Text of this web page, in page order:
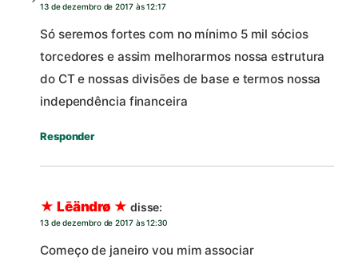
13 de dezembro de 2017 às 12:17
Só seremos fortes com no mínimo 5 mil sócios
torcedores e assim melhorarmos nossa estrutura
do CT e nossas divisões de base e termos nossa
independência financeira
Responder
★ Lēändrø ★ disse:
13 de dezembro de 2017 às 12:30
Começo de janeiro vou mim associar